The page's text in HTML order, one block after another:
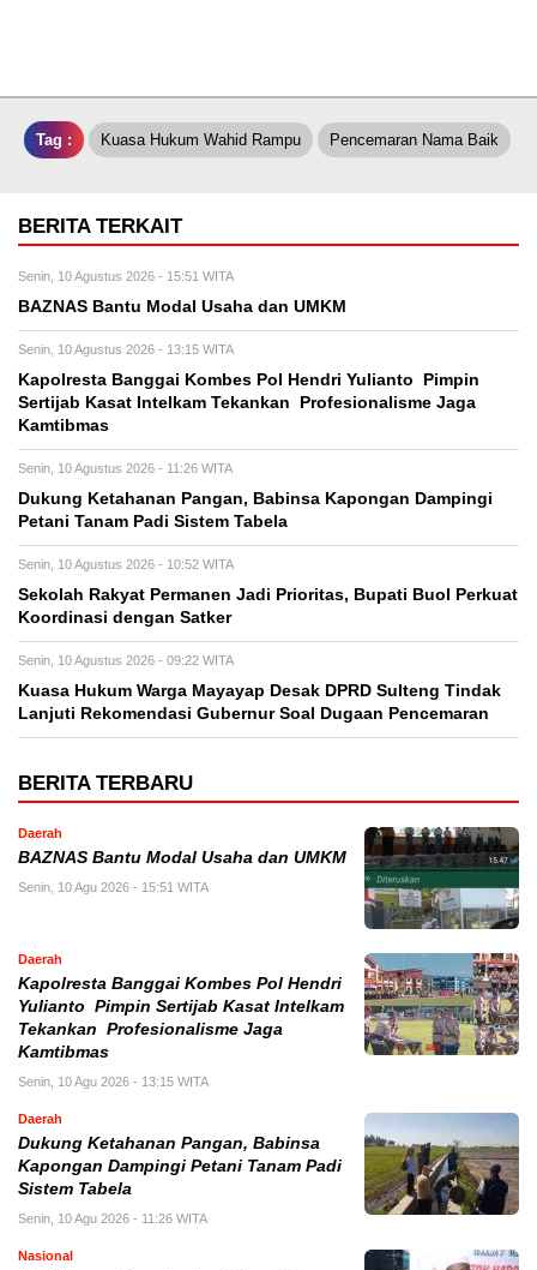
Tag : Kuasa Hukum Wahid Rampu Pencemaran Nama Baik
BERITA TERKAIT
Senin, 10 Agustus 2026 - 15:51 WITA
BAZNAS Bantu Modal Usaha dan UMKM
Senin, 10 Agustus 2026 - 13:15 WITA
Kapolresta Banggai Kombes Pol Hendri Yulianto Pimpin
Sertijab Kasat Intelkam Tekankan Profesionalisme Jaga
Kamtibmas
Senin, 10 Agustus 2026 - 11:26 WITA
Dukung Ketahanan Pangan, Babinsa Kapongan Dampingi
Petani Tanam Padi Sistem Tabela
Senin, 10 Agustus 2026 - 10:52 WITA
Sekolah Rakyat Permanen Jadi Prioritas, Bupati Buol Perkuat
Koordinasi dengan Satker
Senin, 10 Agustus 2026 - 09:22 WITA
Kuasa Hukum Warga Mayayap Desak DPRD Sulteng Tindak
Lanjuti Rekomendasi Gubernur Soal Dugaan Pencemaran
BERITA TERBARU
Daerah
BAZNAS Bantu Modal Usaha dan UMKM
Senin, 10 Agu 2026 - 15:51 WITA
Daerah
Kapolresta Banggai Kombes Pol Hendri
Yulianto Pimpin Sertijab Kasat Intelkam
Tekankan Profesionalisme Jaga
Kamtibmas
Senin, 10 Agu 2026 - 13:15 WITA
Daerah
Dukung Ketahanan Pangan, Babinsa
Kapongan Dampingi Petani Tanam Padi
Sistem Tabela
Senin, 10 Agu 2026 - 11:26 WITA
Nasional